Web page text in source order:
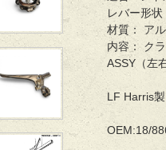
レバー形
材質： ア
内容： ク
ASSY（左
LF Harris
OEM:18/